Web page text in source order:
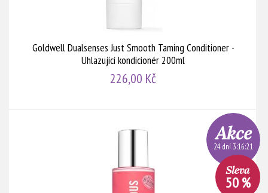
Goldwell Dualsenses Just Smooth Taming Conditioner -
Uhlazující kondicionér 200ml
226,00 Kč
24 dní 3:16:20
50 %